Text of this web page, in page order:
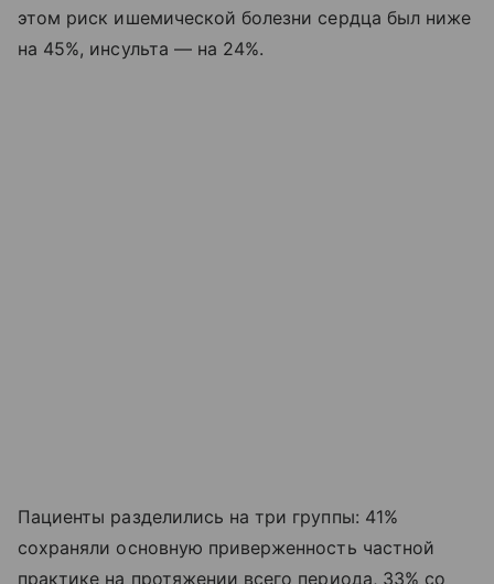
этом риск ишемической болезни сердца был ниже
на 45%, инсульта — на 24%.
Пациенты разделились на три группы: 41%
сохраняли основную приверженность частной
практике на протяжении всего периода, 33% со